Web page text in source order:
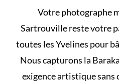
Votre photographe
Sartrouville reste votre
toutes les Yvelines pour
Nous capturons la
exigence artistique